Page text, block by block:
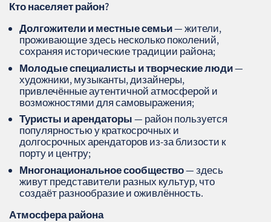
Кто населяет район?
Долгожители и местные семьи— жители,
проживающие здесь несколько поколений,
сохраняя исторические традиции района;
Молодые специалисты и творческие люди—
художники, музыканты, дизайнеры,
привлечённые аутентичной атмосферой и
возможностями для самовыражения;
Туристы и арендаторы— район пользуется
популярностью у краткосрочных и
долгосрочных арендаторов из-за близости к
порту и центру;
Многонациональное сообщество— здесь
живут представители разных культур, что
создаёт разнообразие и оживлённость.
Атмосфера района